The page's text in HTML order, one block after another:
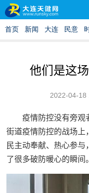
他们是这
2022-04-18
疫情防控没有旁观
街道疫情防控的战场上
民主动奉献、热心参
了很多破防暖心的瞬间。